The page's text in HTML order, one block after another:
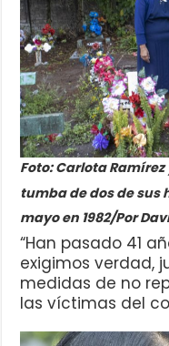
Foto: Carlota
tumba de dos de sus
mayo en 1982/Por
“Han pasado 41
exigimos verdad,
medidas de no
las víctimas del